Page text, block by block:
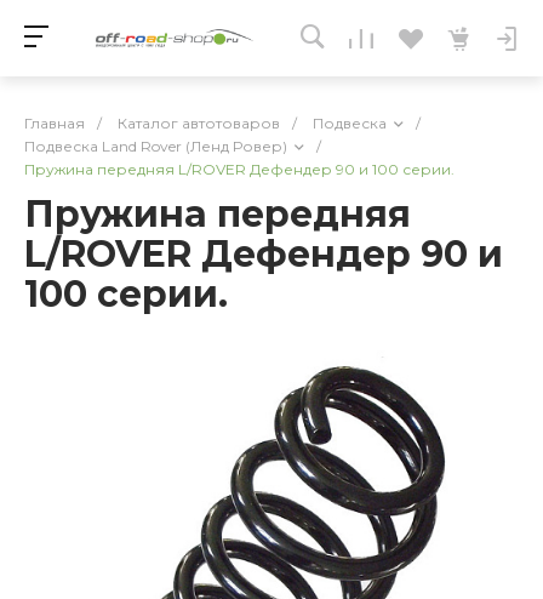
Главная / Каталог автотоваров / Подвеска
/
Подвеска Land Rover (Ленд Ровер)
/
Пружина передняя L/ROVER Дефендер 90 и 100 серии.
Пружина передняя
L/ROVER Дефендер 90 и
100 серии.